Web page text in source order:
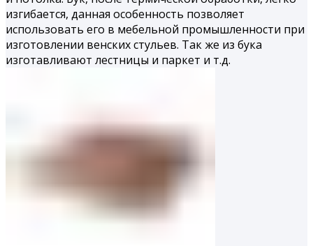
изгибается, данная особенность позволяет
использовать его в мебельной промышленности при
изготовлении венских стульев. Так же из бука
изготавливают лестницы и паркет и т.д.